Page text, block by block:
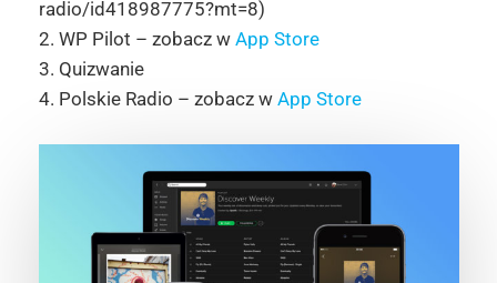
radio/id418987775?mt=8)
2. WP Pilot – zobacz w App Store
3. Quizwanie
4. Polskie Radio – zobacz w App Store